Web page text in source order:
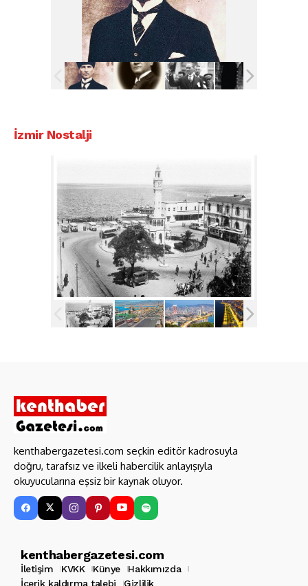
İzmir Nostalji
kenthabergazetesi.com seçkin editör kadrosuyla
doğru, tarafsız ve ilkeli habercilik anlayışıyla
okuyucularına eşsiz bir kaynak oluyor.
kenthabergazetesi.com
İletişim KVKK Künye
Hakkımızda
İçerik kaldırma talebi
Gizlilik